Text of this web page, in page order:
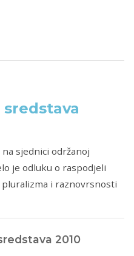
sjednici održanoj
je odluku o raspodjeli
i raznovrsnosti
2010